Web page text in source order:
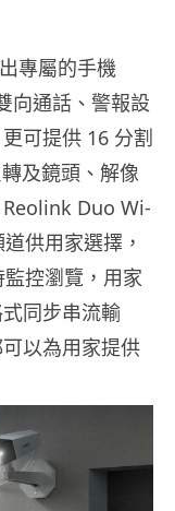
專屬的手機
向通話、警報設
可提供 16 分割
及鏡頭、解像
Duo Wi-
供用家選擇，
控瀏覽，用家
同步串流輸
以為用家提供